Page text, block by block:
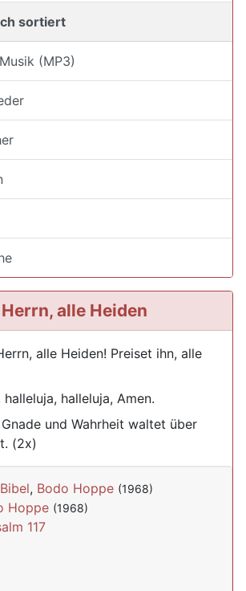
sortiert
(MP3)
alle Heiden
alle Heiden! Preiset ihn, alle
halleluja, halleluja, Amen.
und Wahrheit waltet über
(2x)
, Bodo Hoppe (1968)
Hoppe (1968)
117